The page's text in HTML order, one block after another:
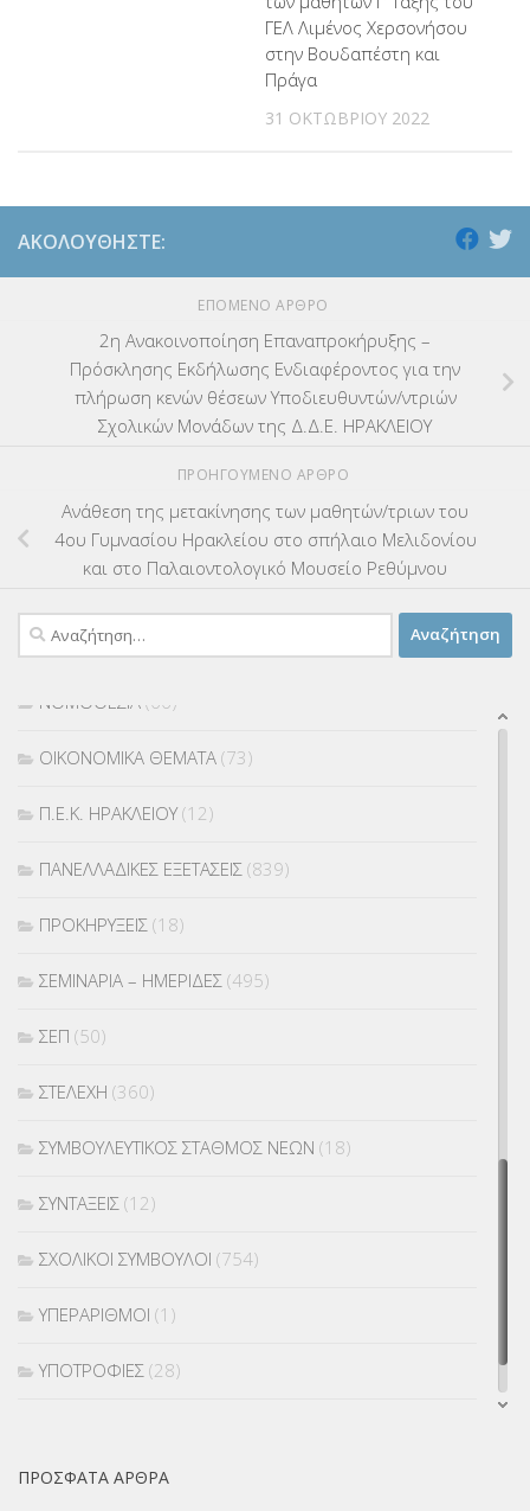
ΓΕΛ Λιμένος Χερσονήσου
στην Βουδαπέστη και
Πράγα
31 ΟΚΤΩΒΡΊΟΥ 2022
ΑΚΟΛΟΥΘΉΣΤΕ:
ΕΠΌΜΕΝΟ ΆΡΘΡΟ
2η Ανακοινοποίηση Eπαναπροκήρυξης –
Πρόσκλησης Εκδήλωσης Ενδιαφέροντος για την
πλήρωση κενών θέσεων Υποδιευθυντών/ντριών
Σχολικών Μονάδων της Δ.Δ.Ε. ΗΡΑΚΛΕΙΟΥ
ΠΡΟΗΓΟΎΜΕΝΟ ΆΡΘΡΟ
Ανάθεση της μετακίνησης των μαθητών/τριων του
4ου Γυμνασίου Ηρακλείου στο σπήλαιο Μελιδονίου
και στο Παλαιοντολογικό Μουσείο Ρεθύμνου
Αναζήτηση
για:
ΚΕΣΥΠ (109)
ΚΠγ – ΚΡΑΤΙΚΟ ΠΙΣΤΟΠΟΙΗΤΙΚΟ ΓΛΩΣΣΟΜΑΘΕΙΑΣ
ΚΠπ- ΚΡΑΤΙΚΟ ΠΙΣΤΟΠΟΙΗΤΙΚΟ ΠΛΗΡΟΦΟΡΙΚΗΣ (12)
(309)
ΜΕΤΑΘΕΣΕΙΣ-ΤΟΠΟΘΕΤΗΣΕΙΣ ΒΕΛΤΙΩΣΕΙΣ(319)
ΜΕΤΑΦΟΡΑ ΜΑΘΗΤΩΝ
ΝΟΜΟΘΕΣΙΑ (66)
ΟΙΚΟΝΟΜΙΚΑ ΘΕΜΑΤΑ (73)
Π.Ε.Κ. ΗΡΑΚΛΕΙΟΥ(12)
ΠΑΝΕΛΛΑΔΙΚΕΣ ΕΞΕΤΑΣΕΙΣ (839)
ΠΡΟΚΗΡΥΞΕΙΣ (18)
ΣΕΜΙΝΑΡΙΑ – ΗΜΕΡΙΔΕΣ (495)
ΣΕΠ (50)
ΣΤΕΛΕΧΗ (360)
ΣΥΜΒΟΥΛΕΥΤΙΚΟΣ ΣΤΑΘΜΟΣ ΝΕΩΝ (18)
ΣΥΝΤΑΞΕΙΣ (12)
ΣΧΟΛΙΚΟΙ ΣΥΜΒΟΥΛΟΙ (754)
ΥΠΕΡΑΡΙΘΜΟΙ (1)
ΥΠΟΤΡΟΦΙΕΣ (28)
Χωρίς κατηγορία
ΠΡΌΣΦΑΤΑ ΆΡΘΡΑ